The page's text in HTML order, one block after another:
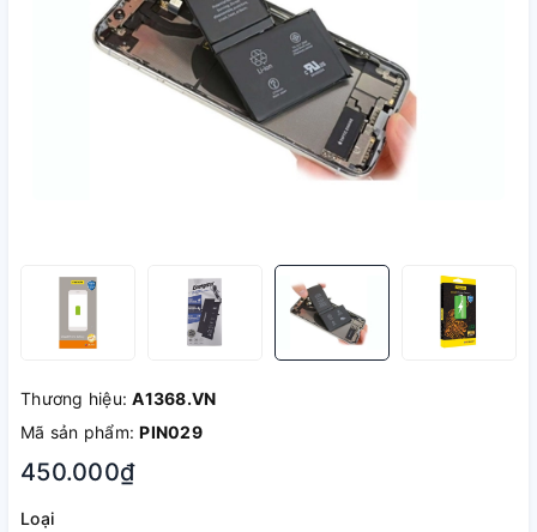
Thương hiệu:A1368.VN
Mã sản phẩm:PIN029
450.000₫
Loại